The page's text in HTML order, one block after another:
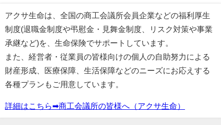
アクサ生命は、全国の商工会議所会員企業などの福利厚生
制度(退職金制度や弔慰金・見舞金制度、リスク対策や事業
承継など)を、生命保険でサポートしています。
また、経営者・従業員の皆様向けの個人の自助努力による
財産形成、医療保障、生活保障などのニーズにお応えする
各種プランもご用意しています。
詳細はこちら➡商工会議所の皆様へ（アクサ生命）